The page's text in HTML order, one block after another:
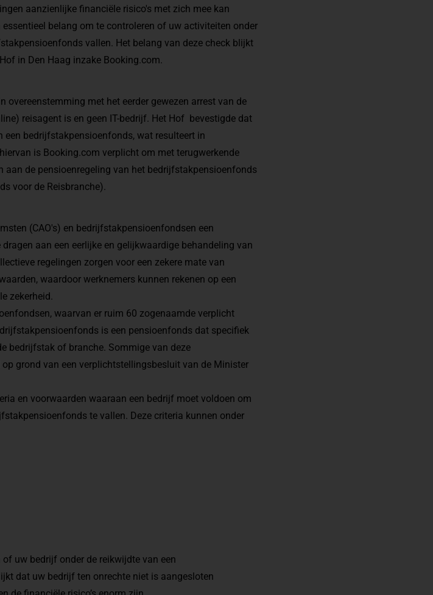
aanzienlijke financiële risico's met zich mee kan
belang om te controleren of uw activiteiten onder
vallen. Het belang van deze check blijkt
in Den Haag inzake Booking.com.
overeenstemming met het eerder gewezen arrest van de
reisagent is en geen IT-bedrijf. Het Hof bevestigde dat
bedrijfstakpensioenfonds, wat resulteert in
is Booking.com verplicht om met terugwerkende
de pensioenregeling van het bedrijfstakpensioenfonds
voor de Reisbranche).
(CAO's) en bedrijfstakpensioenfondsen een
aan een eerlijke en gelijkwaardige behandeling van
regelingen zorgen voor een zekere mate van
waardoor werknemers kunnen rekenen op een
zekerheid.
waarvan er ruim 60 zogenaamde verplicht
is een pensioenfonds dat specifiek
bedrijfstak of branche. Sommige van deze
grond van een verplichtstellingsbesluit van de Minister
en voorwaarden waaraan een bedrijf moet voldoen om
te vallen. Deze criteria kunnen onder
uw bedrijf onder de reikwijdte van een
dat uw bedrijf ten onrechte niet is aangesloten